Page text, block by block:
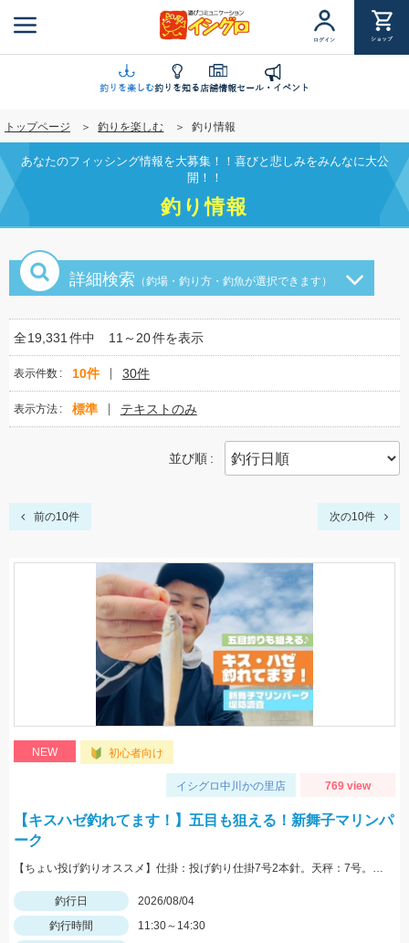
ン
に
移
動
ログイン ショップ
釣りを楽しむ釣りを知る店舗情報セール・イベント
トップページ 釣りを楽しむ 釣り情報
あなたのフィッシング情報を大募集！！喜びと悲しみをみんなに大公
開！！
釣り情報
詳細検索 （釣場・釣り方・釣魚が選択できます）
全19,331 件中 11～20件を表示
表示件数 10件 30件
表示方法 標準 テキストのみ
並び順
前の10件 次の10件
NEW 初心者向け
イシグロ中川かの里店 769 view
【キスハゼ釣れてます！】五目も狙える！新舞子マリンパ
ーク
【ちょい投げ釣りオススメ】仕掛：投げ釣り仕掛7号2本針。天秤：7号。エサ：石ゴカイorゴールドイソメ。誘い方：サビいて止めての繰り返し。
釣行日
2026/08/04
釣行時間
11:30～14:30